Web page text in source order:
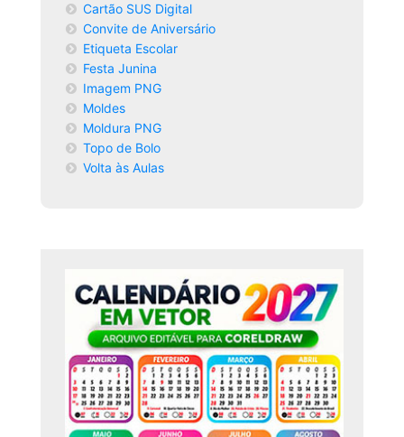
Cartão SUS Digital
Convite de Aniversário
Etiqueta Escolar
Festa Junina
Imagem PNG
Moldes
Moldura PNG
Topo de Bolo
Volta às Aulas